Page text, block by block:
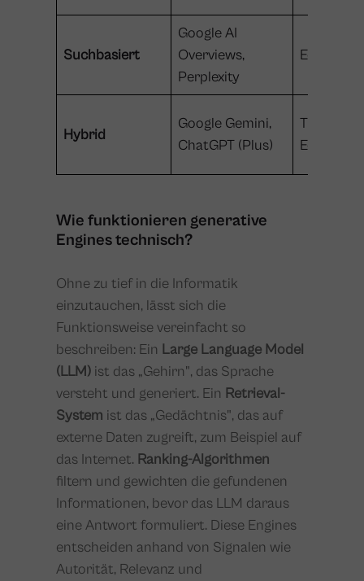
Suchbasiert
Google AI
Overviews,
Perplexity
Echtzeit-
Hybrid
Google Gemini,
ChatGPT (Plus)
Echtzeit-
Wie funktionieren generative
Engines technisch?
Ohne zu tief in die Informatik
einzutauchen, lässt sich die
Funktionsweise vereinfacht so
beschreiben: Ein Large Language Model
(LLM) ist das „Gehirn", das Sprache
versteht und generiert. Ein Retrieval-
System ist das „Gedächtnis", das auf
externe Daten zugreift, zum Beispiel auf
das Internet. Ranking-Algorithmen
filtern und gewichten die gefundenen
Informationen, bevor das LLM daraus
eine Antwort formuliert. Diese Engines
entscheiden anhand von Signalen wie
Autorität, Relevanz und